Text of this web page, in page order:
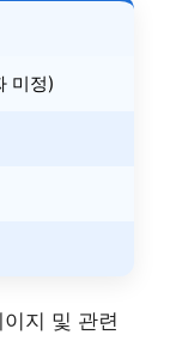
미정)
지 및 관련